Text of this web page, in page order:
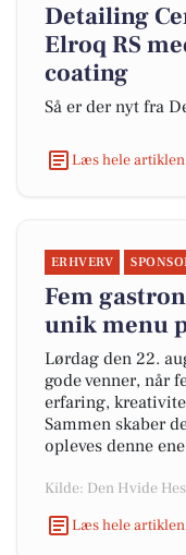
Detailing
Elroq RS
coating
Så er der nyt fra
Læs hele
ERHVERV
Fem
unik menu
Lørdag den 22.
gode venner, når
erfaring,
Sammen skaber
opleves denne
Kilde: Den Hvide
Læs hele